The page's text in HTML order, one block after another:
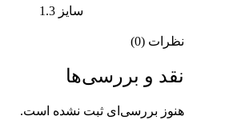
سایز 1.3
نظرات (0)
نقد و بررسی‌ها
هنوز بررسی‌ای ثبت نشده است.